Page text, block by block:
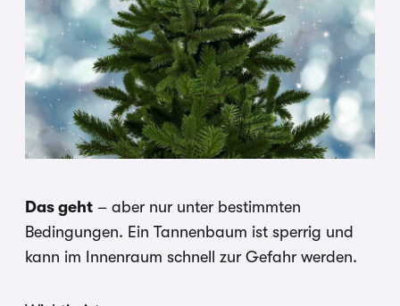
Das geht – aber nur unter bestimmten
Bedingungen. Ein Tannenbaum ist sperrig und
kann im Innenraum schnell zur Gefahr werden.